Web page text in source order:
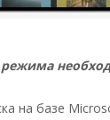
на базе